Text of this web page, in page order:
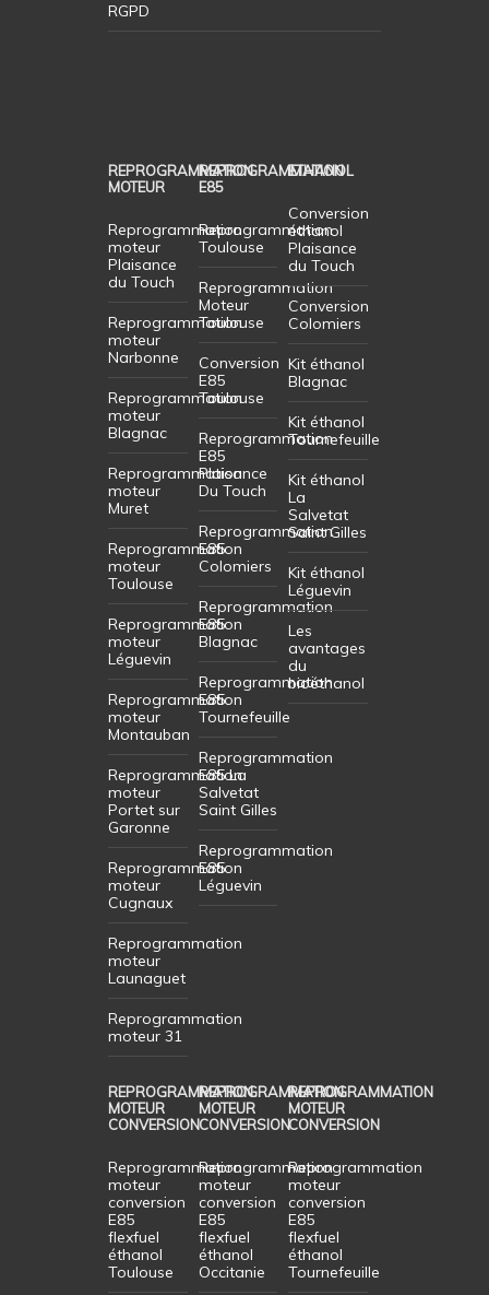
RGPD
REPROGRAMMATION
MOTEUR
Reprogrammation
moteur
Plaisance
du Touch
Reprogrammation
moteur
Narbonne
Reprogrammation
moteur
Blagnac
Reprogrammation
moteur
Muret
Reprogrammation
moteur
Toulouse
Reprogrammation
moteur
Léguevin
Reprogrammation
moteur
Montauban
Reprogrammation
moteur
Portet sur
Garonne
Reprogrammation
moteur
Cugnaux
Reprogrammation
moteur
Launaguet
Reprogrammation
moteur 31
REPROGRAMMATION
E85
Reprogrammation
Toulouse
Reprogrammation
Moteur
Toulouse
Conversion
E85
Toulouse
Reprogrammation
E85
Plaisance
Du Touch
Reprogrammation
E85
Colomiers
Reprogrammation
E85
Blagnac
Reprogrammation
E85
Tournefeuille
Reprogrammation
E85 La
Salvetat
Saint Gilles
Reprogrammation
E85
Léguevin
ETHANOL
Conversion
éthanol
Plaisance
du Touch
Conversion
Colomiers
Kit éthanol
Blagnac
Kit éthanol
Tournefeuille
Kit éthanol
La
Salvetat
Saint Gilles
Kit éthanol
Léguevin
Les
avantages
du
bioéthanol
REPROGRAMMATION
MOTEUR
CONVERSION
Reprogrammation
moteur
conversion
E85
flexfuel
éthanol
Toulouse
REPROGRAMMATION
MOTEUR
CONVERSION
Reprogrammation
moteur
conversion
E85
flexfuel
éthanol
Occitanie
REPROGRAMMATION
MOTEUR
CONVERSION
Reprogrammation
moteur
conversion
E85
flexfuel
éthanol
Tournefeuille